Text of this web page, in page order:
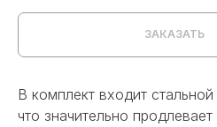
ЗАКАЗАТЬ
В комплект входит
что значительно